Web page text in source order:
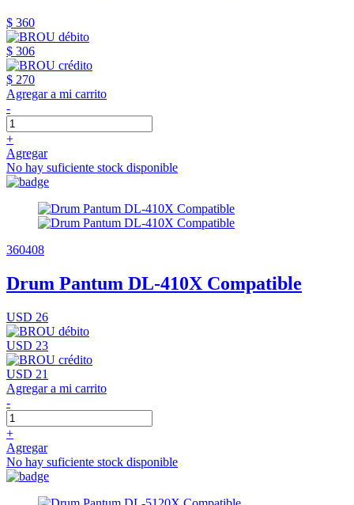
$ 360
$ 306
$ 270
Agregar a mi carrito
-
+
Agregar
No hay suficiente stock disponible
360408
Drum Pantum DL-410X Compatible
USD 26
USD 23
USD 21
Agregar a mi carrito
-
+
Agregar
No hay suficiente stock disponible